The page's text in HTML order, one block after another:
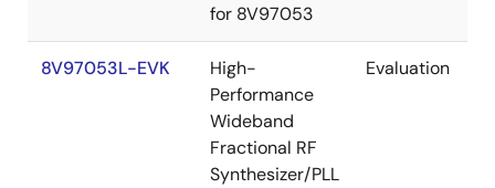
for 8V97053
8V97053L-EVK
High-
Performance
Wideband
Fractional RF
Synthesizer/PLL
Evaluation